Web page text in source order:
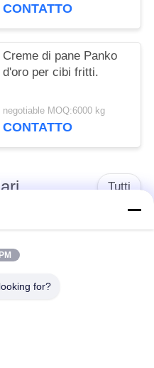
CONTATTO
Creme di pane Panko
d'oro per cibi fritti.
negotiable MOQ:6000 kg
CONTATTO
Tutti
briciole di pane
giapponesi
for?